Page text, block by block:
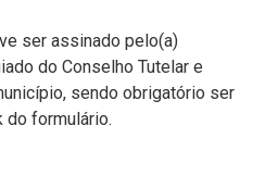
ser assinado pelo(a)
do Conselho Tutelar e
sendo obrigatório ser
do formulário.